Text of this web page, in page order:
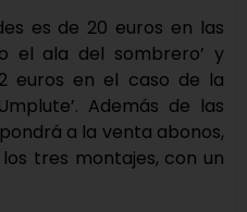
es de 20 euros en las
el ala del sombrero’ y
euros en el caso de la
Además de las
a la venta abonos,
tres montajes, con un